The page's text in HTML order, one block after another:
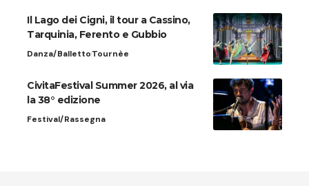
Il Lago dei Cigni, il tour a Cassino,
Tarquinia, Ferento e Gubbio
Danza/BallettoTournèe
CivitaFestival Summer 2026, al via
la 38° edizione
Festival/Rassegna